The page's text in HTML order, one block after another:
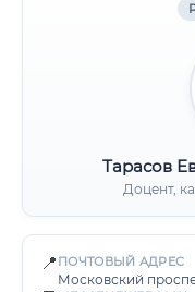
Тарасов
Доцент,
📍 ПОЧТОВЫЙ АДРЕС
Московский